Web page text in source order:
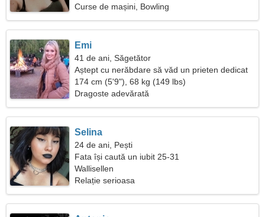
Curse de mașini, Bowling
Emi
41 de ani, Săgetător
Aștept cu nerăbdare să văd un prieten dedicat
174 cm (5'9"), 68 kg (149 lbs)
Dragoste adevărată
Selina
24 de ani, Pești
Fata își caută un iubit 25-31
Wallisellen
Relație serioasa